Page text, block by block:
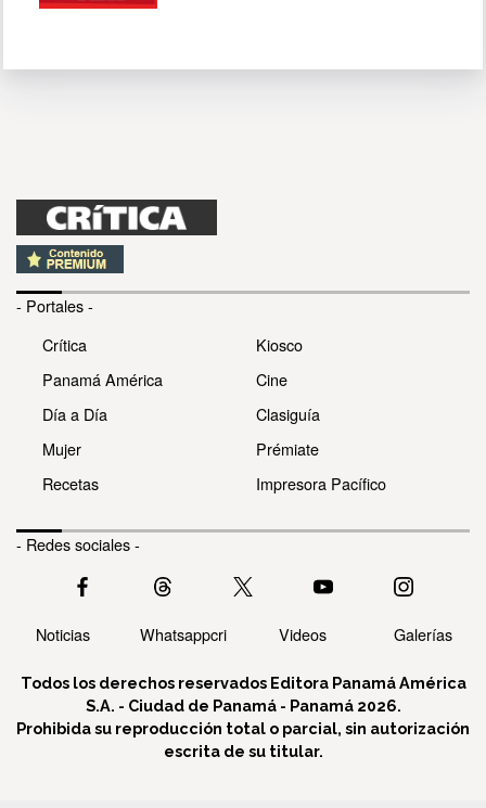
- Portales -
Crítica
Panamá América
Día a Día
Mujer
Recetas
Kiosco
Cine
Clasiguía
Prémiate
Impresora Pacífico
- Redes sociales -
Noticias Whatsappcri Videos Galerías
Todos los derechos reservados Editora Panamá América
S.A. - Ciudad de Panamá - Panamá 2026.
Prohibida su reproducción total o parcial, sin autorización
escrita de su titular.